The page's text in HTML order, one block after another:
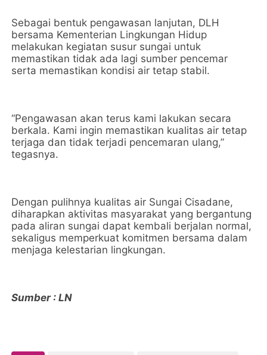
Sebagai bentuk pengawasan lanjutan, DLH
bersama Kementerian Lingkungan Hidup
melakukan kegiatan susur sungai untuk
memastikan tidak ada lagi sumber pencemar
serta memastikan kondisi air tetap stabil.
“Pengawasan akan terus kami lakukan secara
berkala. Kami ingin memastikan kualitas air tetap
terjaga dan tidak terjadi pencemaran ulang,”
tegasnya.
Dengan pulihnya kualitas air Sungai Cisadane,
diharapkan aktivitas masyarakat yang bergantung
pada aliran sungai dapat kembali berjalan normal,
sekaligus memperkuat komitmen bersama dalam
menjaga kelestarian lingkungan.
Sumber : LN